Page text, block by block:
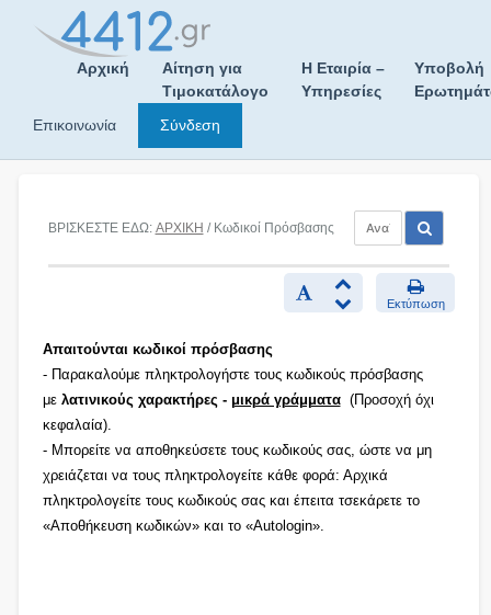
Αρχική
Αίτηση για
Τιμοκατάλογο
Η Εταιρία –
Υπηρεσίες
Υποβολή
Επικοινωνία
Σύνδεση
ΒΡΙΣΚΕΣΤΕ ΕΔΩ: ΑΡΧΙΚΗ / Κωδικοί Πρόσβασης
Εκτύπωση
Απαιτούνται κωδικοί πρόσβασης
- Παρακαλούμε πληκτρολογήστε τους κωδικούς πρόσβασης
με λατινικούς χαρακτήρες - μικρά γράμματα(Προσοχή όχι
κεφαλαία).
- Μπορείτε να αποθηκεύσετε τους κωδικούς σας, ώστε να μη
χρειάζεται να τους πληκτρολογείτε κάθε φορά: Αρχικά
πληκτρολογείτε τους κωδικούς σας και έπειτα τσεκάρετε το
«Αποθήκευση κωδικών» και το «Autologin».